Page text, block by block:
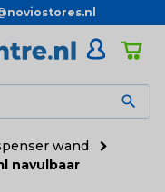

wand
navulbaar